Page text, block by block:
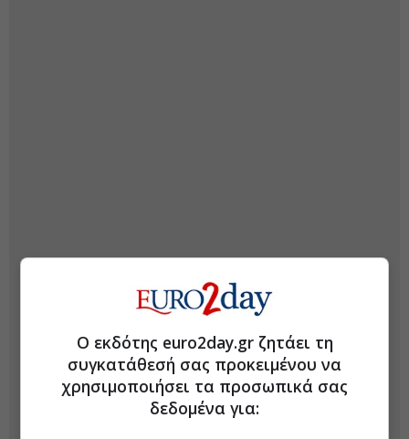
Ο εκδότης euro2day.gr ζητάει τη
συγκατάθεσή σας προκειμένου να
χρησιμοποιήσει τα προσωπικά σας
δεδομένα για: